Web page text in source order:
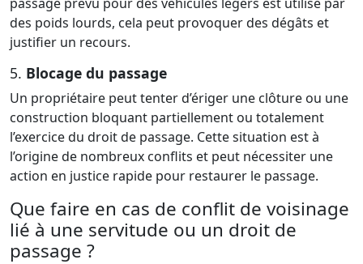
des poids lourds, cela peut provoquer des dégâts et
justifier un recours.
5. Blocage du passage
Un propriétaire peut tenter d’ériger une clôture ou une
construction bloquant partiellement ou totalement
l’exercice du droit de passage. Cette situation est à
l’origine de nombreux conflits et peut nécessiter une
action en justice rapide pour restaurer le passage.
Que faire en cas de conflit de voisinage
lié à une servitude ou un droit de
passage ?